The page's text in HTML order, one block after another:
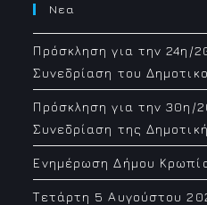
Νεα
Πρόσκληση για την 24η/
Συνεδρίαση του
Πρόσκληση για την 30η/
Συνεδρίαση της
Ενημέρωση Δήμου
Τετάρτη 5 Αυγούστου